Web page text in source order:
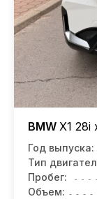
BMW X1 28i
Год выпуска:
Тип
Пробег:
Объем: